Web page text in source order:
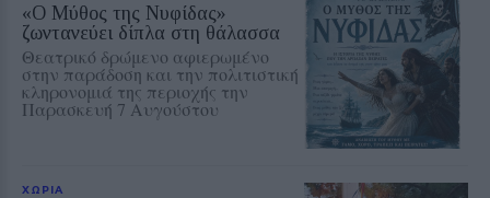
«Ο Μύθος της Νυφίδας»
ζωντανεύει δίπλα στη θάλασσα
Θεατρικό δρώμενο αφιερωμένο
στην παράδοση και την πολιτιστική
κληρονομιά της περιοχής την
Παρασκευή 7 Αυγούστου
ΧΩΡΙΑ